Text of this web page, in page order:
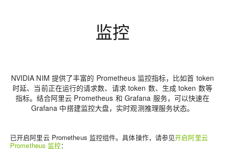
监控
NVIDIA NIM 提供了丰富的 Prometheus 监控指标，比如首 token
时延、当前正在运行的请求数、请求 token 数、生成 token 数等
指标。结合阿里云 Prometheus 和 Grafana 服务，可以快速在
Grafana 中搭建监控大盘，实时观测推理服务状态。
已开启阿里云 Prometheus 监控组件。具体操作，请参见开启阿里云
Prometheus 监控：